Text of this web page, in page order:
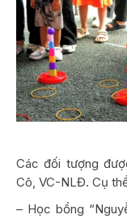
Các đối tượng
Cô, VC-NLĐ. Cụ
– Học bổng